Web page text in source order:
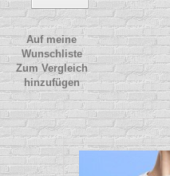
Auf meine
Wunschliste
Zum Vergleich
hinzufügen